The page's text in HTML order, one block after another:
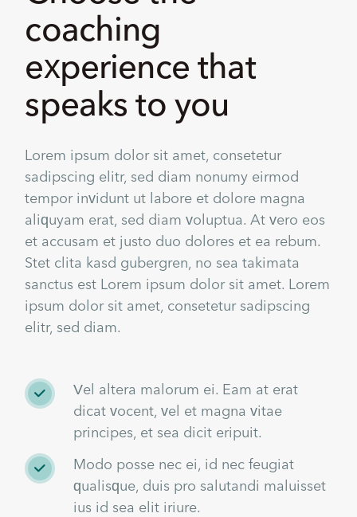
coaching
experience that
speaks to you
Lorem ipsum dolor sit amet, consetetur
sadipscing elitr, sed diam nonumy eirmod
tempor invidunt ut labore et dolore magna
aliquyam erat, sed diam voluptua. At vero eos
et accusam et justo duo dolores et ea rebum.
Stet clita kasd gubergren, no sea takimata
sanctus est Lorem ipsum dolor sit amet. Lorem
ipsum dolor sit amet, consetetur sadipscing
elitr, sed diam.
Vel altera malorum ei. Eam at erat
dicat vocent, vel et magna vitae
principes, et sea dicit eripuit.
Modo posse nec ei, id nec feugiat
qualisque, duis pro salutandi maluisset
ius id sea elit iriure.